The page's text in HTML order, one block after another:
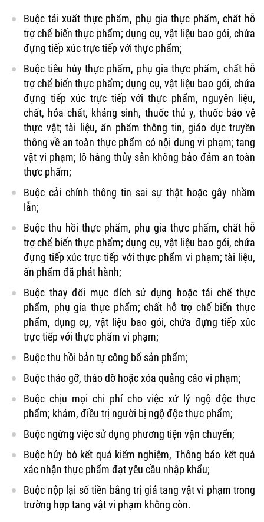
Buộc tái xuất thực phẩm, phụ gia thực phẩm, chất hỗ
trợ chế biến thực phẩm; dụng cụ, vật liệu bao gói, chứa
đựng tiếp xúc trực tiếp với thực phẩm;
Buộc tiêu hủy thực phẩm, phụ gia thực phẩm, chất hỗ
trợ chế biến thực phẩm; dụng cụ, vật liệu bao gói, chứa
đựng tiếp xúc trực tiếp với thực phẩm, nguyên liệu,
chất, hóa chất, kháng sinh, thuốc thú y, thuốc bảo vệ
thực vật; tài liệu, ấn phẩm thông tin, giáo dục truyền
thông về an toàn thực phẩm có nội dung vi phạm; tang
vật vi phạm; lô hàng thủy sản không bảo đảm an toàn
thực phẩm;
Buộc cải chính thông tin sai sự thật hoặc gây nhầm
lẫn;
Buộc thu hồi thực phẩm, phụ gia thực phẩm, chất hỗ
trợ chế biến thực phẩm; dụng cụ, vật liệu bao gói, chứa
đựng tiếp xúc trực tiếp với thực phẩm vi phạm; tài liệu,
ấn phẩm đã phát hành;
Buộc thay đổi mục đích sử dụng hoặc tái chế thực
phẩm, phụ gia thực phẩm; chất hỗ trợ chế biến thực
phẩm, dụng cụ, vật liệu bao gói, chứa đựng tiếp xúc
trực tiếp với thực phẩm vi phạm;
Buộc thu hồi bản tự công bố sản phẩm;
Buộc tháo gỡ, tháo dỡ hoặc xóa quảng cáo vi phạm;
Buộc chịu mọi chi phí cho việc xử lý ngộ độc thực
phẩm; khám, điều trị người bị ngộ độc thực phẩm;
Buộc ngừng việc sử dụng phương tiện vận chuyển;
Buộc hủy bỏ kết quả kiểm nghiệm, Thông báo kết quả
xác nhận thực phẩm đạt yêu cầu nhập khẩu;
Buộc nộp lại số tiền bằng trị giá tang vật vi phạm trong
trường hợp tang vật vi phạm không còn.